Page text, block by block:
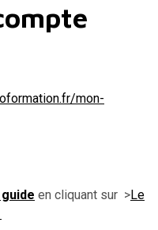
mon-
en cliquant sur >Le